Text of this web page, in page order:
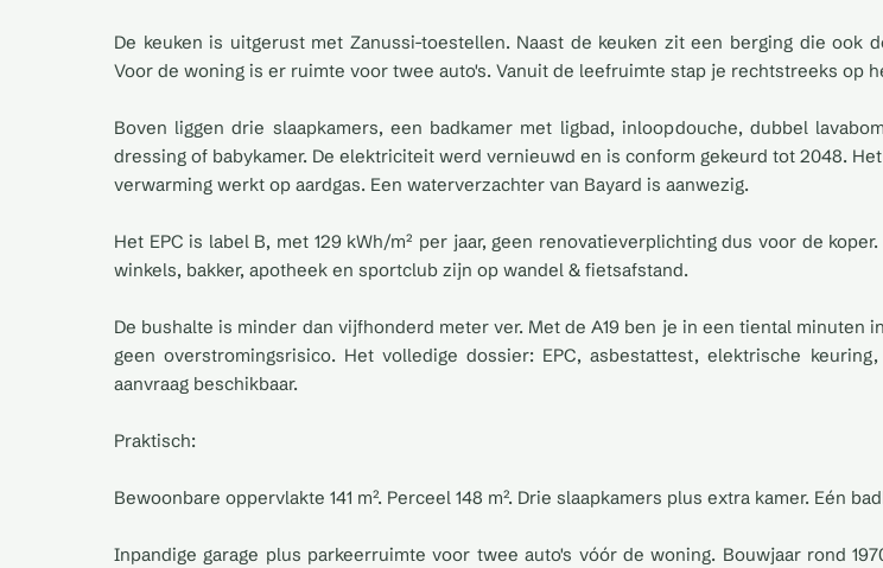
De keuken is uitgerust met Zanussi-toestellen. Naast de keuken zit een berging die ook
Voor de woning is er ruimte voor twee auto's. Vanuit de leefruimte stap je rechtstreeks op
Boven liggen drie slaapkamers, een badkamer met ligbad, inloopdouche, dubbel
dressing of babykamer. De elektriciteit werd vernieuwd en is conform gekeurd tot 2048.
verwarming werkt op aardgas. Een waterverzachter van Bayard is aanwezig.
Het EPC is label B, met 129 kWh/m² per jaar, geen renovatieverplichting dus voor de
winkels, bakker, apotheek en sportclub zijn op wandel & fietsafstand.
De bushalte is minder dan vijfhonderd meter ver. Met de A19 ben je in een tiental
geen overstromingsrisico. Het volledige dossier: EPC, asbestattest, elektrische
aanvraag beschikbaar.
Praktisch:
Bewoonbare oppervlakte 141 m². Perceel 148 m². Drie slaapkamers plus extra kamer. Eén
Inpandige garage plus parkeerruimte voor twee auto's vóór de woning. Bouwjaar rond